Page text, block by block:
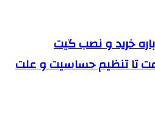
خرید و نصب گیت
تا تنظیم حساسیت و علت